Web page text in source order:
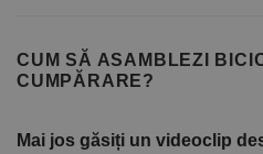
CUM SĂ ASAMBLEZI
CUMPĂRARE?
Mai jos găsiți un videoclip